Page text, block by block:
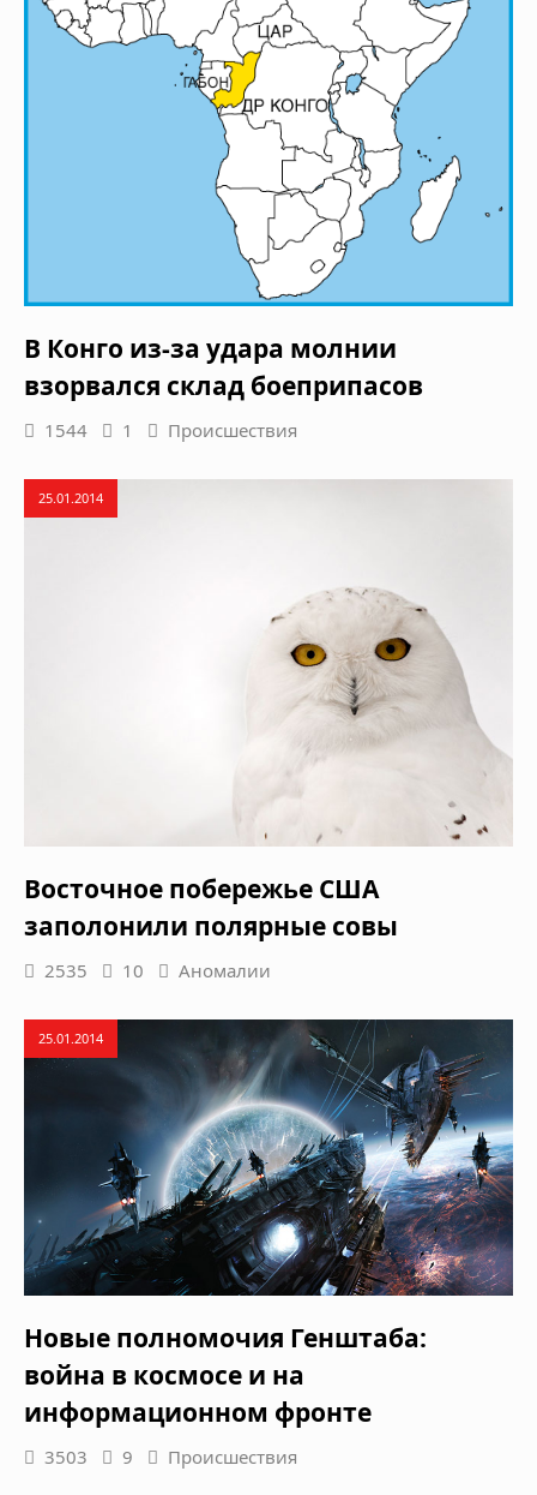
В Конго из-за удара молнии
взорвался склад боеприпасов
1544 1 Происшествия
25.01.2014
Восточное побережье США
заполонили полярные совы
2535 10 Аномалии
25.01.2014
Новые полномочия Генштаба:
война в космосе и на
информационном фронте
3503 9 Происшествия